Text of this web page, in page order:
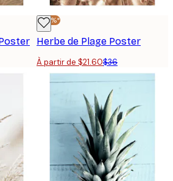
-40%*
Herbe de Plage Poster
À partir de $21.60$36